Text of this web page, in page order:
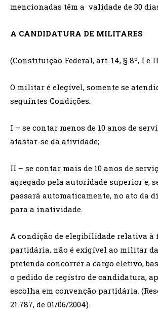
mencionadas têm a validade de 30
A CANDIDATURA DE MILITARES
(Constituição Federal, art. 14, § 8º, I e
O militar é elegível, somente se
seguintes Condições:
I – se contar menos de 10 anos de
afastar-se da atividade;
II – se contar mais de 10 anos de
agregado pela autoridade superior e,
passará automaticamente, no ato da
para a inatividade.
A condição de elegibilidade relativa à
partidária, não é exigível ao militar
pretenda concorrer a cargo eletivo,
o pedido de registro de candidatura,
escolha em convenção partidária.
21.787, de 01/06/2004).